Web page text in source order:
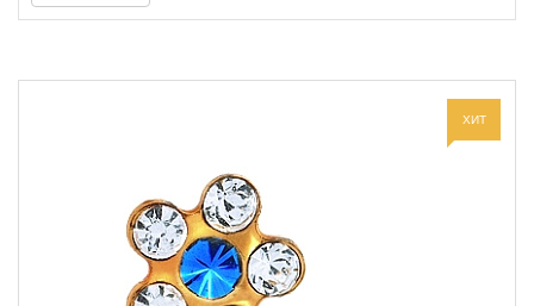
сегодняшний день в моде. Никто не сомневается, что так будет
востребована и поэтому всегда должна присутствовать в
огромном перечне услуг косметолога.
ХИТ